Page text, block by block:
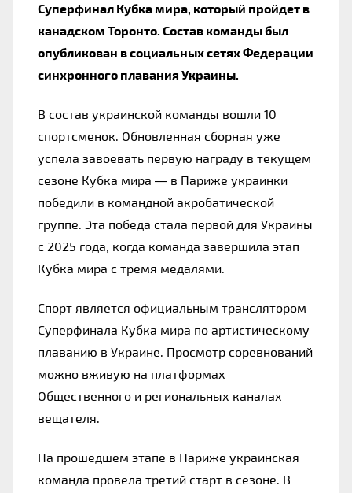
Суперфинал Кубка мира, который пройдет в
канадском Торонто. Состав команды был
опубликован в социальных сетях Федерации
синхронного плавания Украины.
В состав украинской команды вошли 10
спортсменок. Обновленная сборная уже
успела завоевать первую награду в текущем
сезоне Кубка мира — в Париже украинки
победили в командной акробатической
группе. Эта победа стала первой для Украины
с 2025 года, когда команда завершила этап
Кубка мира с тремя медалями.
Спорт является официальным транслятором
Суперфинала Кубка мира по артистическому
плаванию в Украине. Просмотр соревнований
можно вживую на платформах
Общественного и региональных каналах
вещателя.
На прошедшем этапе в Париже украинская
команда провела третий старт в сезоне. В